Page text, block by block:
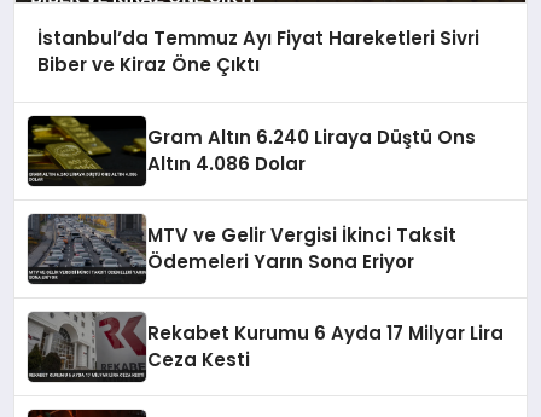
İstanbul’da Temmuz Ayı Fiyat Hareketleri Sivri
Biber ve Kiraz Öne Çıktı
Gram Altın 6.240 Liraya Düştü Ons
Altın 4.086 Dolar
MTV ve Gelir Vergisi İkinci Taksit
Ödemeleri Yarın Sona Eriyor
Rekabet Kurumu 6 Ayda 17 Milyar Lira
Ceza Kesti